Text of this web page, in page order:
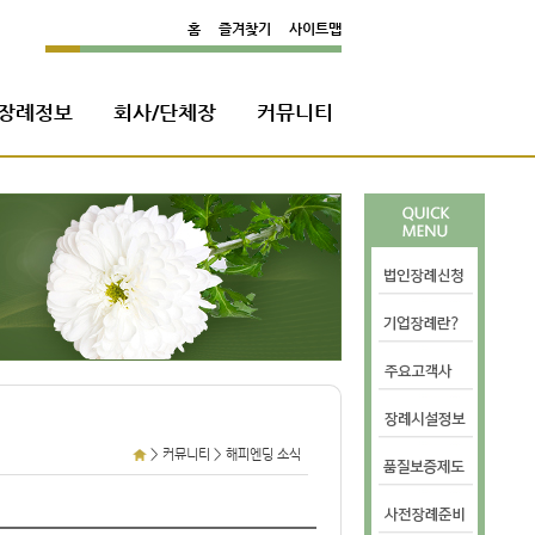
홈 즐겨찾기 사이트맵
례정보 회사/단체장 커뮤니티
>커뮤니티 >해피엔딩 소식